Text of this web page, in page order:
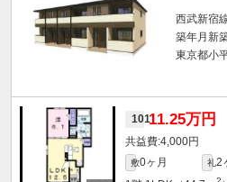
西武新宿
築年月新
東京都小
10111.25万円
4,000円
敷0ヶ月 礼2